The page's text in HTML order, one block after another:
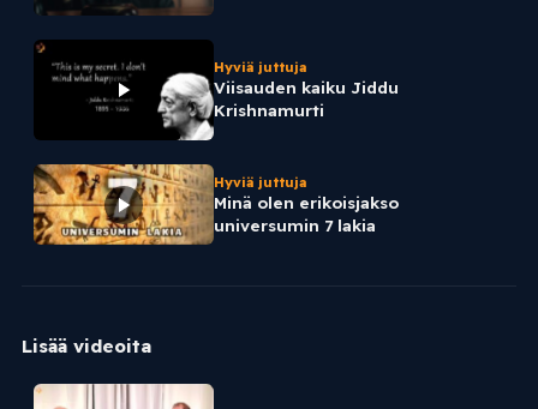
Hyviä juttuja
Viisauden kaiku Jiddu
Krishnamurti
Hyviä juttuja
Minä olen erikoisjakso
universumin 7 lakia
Lisää videoita